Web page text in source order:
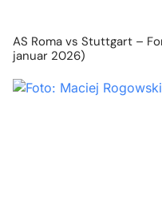
AS Roma vs Stuttgart –
januar 2026)